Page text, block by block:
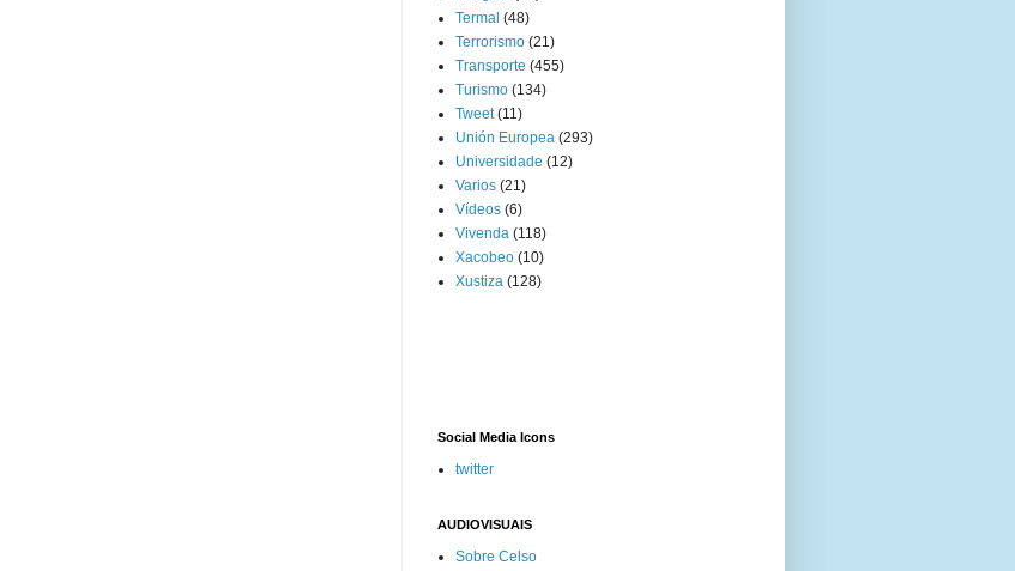
Termal (48)
Terrorismo (21)
Transporte (455)
Turismo (134)
Tweet (11)
Unión Europea (293)
Universidade (12)
Varios (21)
Vídeos (6)
Vivenda (118)
Xacobeo (10)
Xustiza (128)
Social Media Icons
twitter
AUDIOVISUAIS
Sobre Celso